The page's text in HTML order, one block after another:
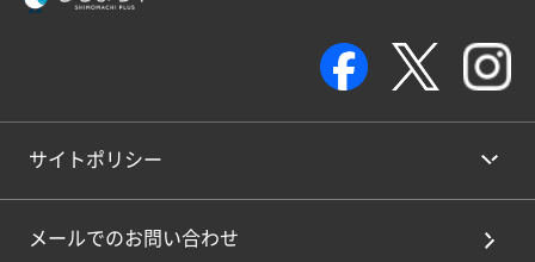
サイトポリシー
メールでのお問い合わせ